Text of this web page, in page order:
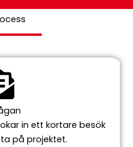
in ett kortare besök
på projektet.